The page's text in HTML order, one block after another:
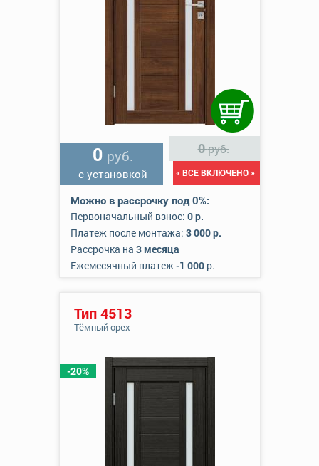
0 руб.
с установкой
0руб.
« ВСЕ ВКЛЮЧЕНО »
Можно в рассрочку под 0%:
Первоначальный взнос: 0 р.
Платеж после монтажа: 3 000 р.
Рассрочка на 3 месяца
Ежемесячный платеж-1 000р.
-20%
Тип 4513
Тёмный орех